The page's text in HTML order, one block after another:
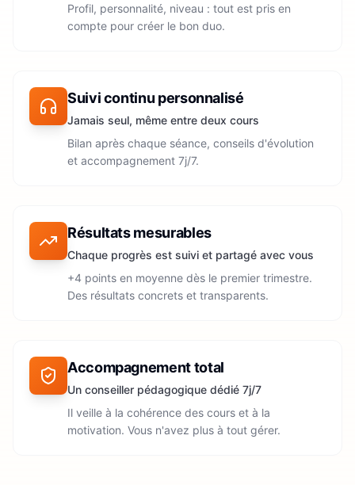
Profil, personnalité, niveau : tout est pris en
compte pour créer le bon duo.
Suivi continu personnalisé
Jamais seul, même entre deux cours
Bilan après chaque séance, conseils d'évolution
et accompagnement 7j/7.
Résultats mesurables
Chaque progrès est suivi et partagé avec vous
+4 points en moyenne dès le premier trimestre.
Des résultats concrets et transparents.
Accompagnement total
Un conseiller pédagogique dédié 7j/7
Il veille à la cohérence des cours et à la
motivation. Vous n'avez plus à tout gérer.